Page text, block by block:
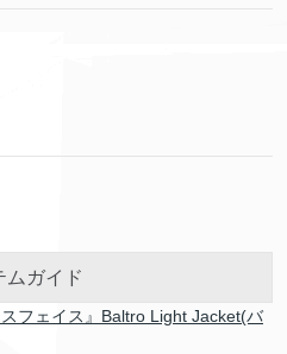
ムガイド
フェイス』Baltro Light Jacket(バ